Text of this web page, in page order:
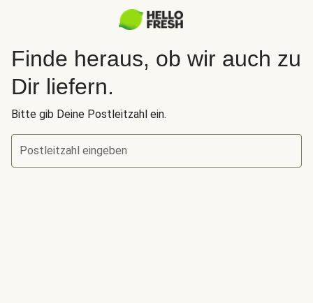
Finde heraus, ob wir auch zu
Dir liefern.
Bitte gib Deine Postleitzahl ein.
Postleitzahl eingeben